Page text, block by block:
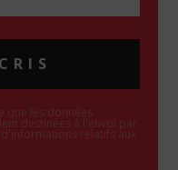
les données
destinées à l'envoi par
relatifs aux